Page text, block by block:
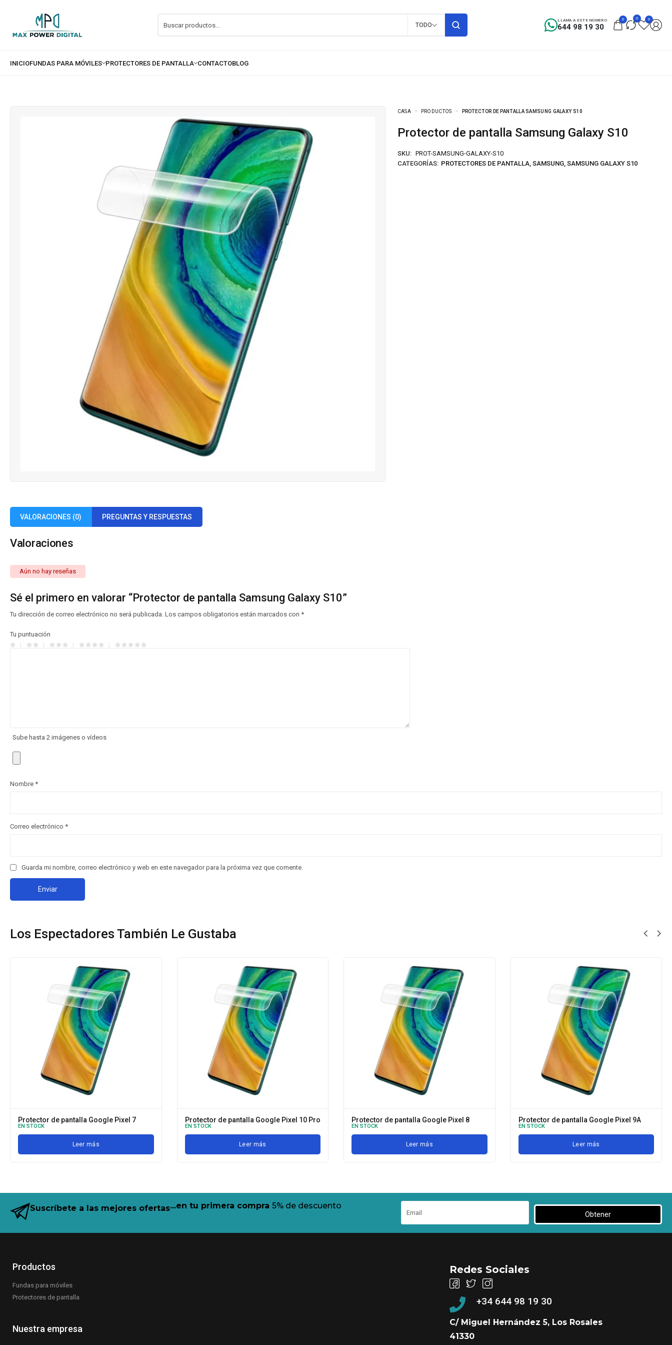
TODO 644 98 19 30
LLAMA A ESTE NÚMERO 0 0 0
CASA PRODUCTOS PROTECTOR DE PANTALLA SAMSUNG GALAXY S10
Protector de pantalla Samsung Galaxy S10
SKU: PROT-SAMSUNG-GALAXY-S10
CATEGORÍAS: PROTECTORES DE PANTALLA, SAMSUNG, SAMSUNG GALAXY S10
VALORACIONES (0) PREGUNTAS Y RESPUESTAS
Valoraciones
Aún no hay reseñas
Sé el primero en valorar “Protector de pantalla Samsung Galaxy S10”
Tu dirección de correo electrónico no será publicada. Los campos obligatorios están marcados con *
Tu puntuación
Sube hasta 2 imágenes o vídeos
Nombre *
Correo electrónico *
Guarda mi nombre, correo electrónico y web en este navegador para la próxima vez que comente.
Los Espectadores También Le Gustaba
Protector de pantalla Google Pixel 7
EN STOCK
Leer más
Protector de pantalla Google Pixel 10 Pro
EN STOCK
Leer más
Protector de pantalla Google Pixel 8
EN STOCK
Leer más
Protector de pantalla Google Pixel 9A
EN STOCK
Leer más
Suscríbete a las mejores ofertas...en tu primera compra 5% de descuento
Obtener
Productos
Fundas para móviles
Protectores de pantalla
Nuestra empresa
Redes Sociales
+34 644 98 19 30
C/ Miguel Hernández 5, Los Rosales
41330